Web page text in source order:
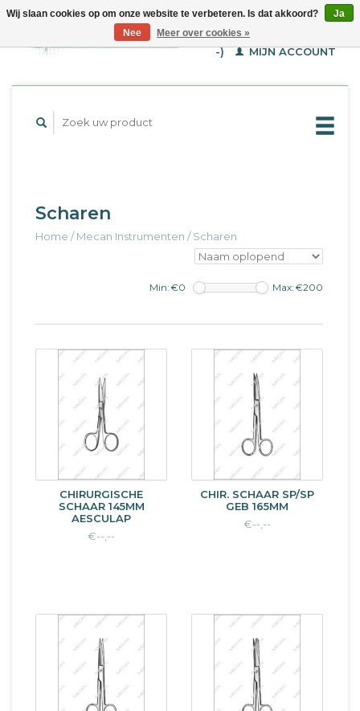
WINKELWAGEN (€--,-
-)
MIJN ACCOUNT
Scharen
Home /Mecan Instrumenten /Scharen
Min: €0 Max: €200
CHIRURGISCHE
SCHAAR 145MM
AESCULAP
€--,--
CHIR. SCHAAR SP/SP
GEB 165MM
€--,--
Wij slaan cookies op om onze website te verbeteren. Is dat akkoord?
Ja
Nee
Meer over cookies »